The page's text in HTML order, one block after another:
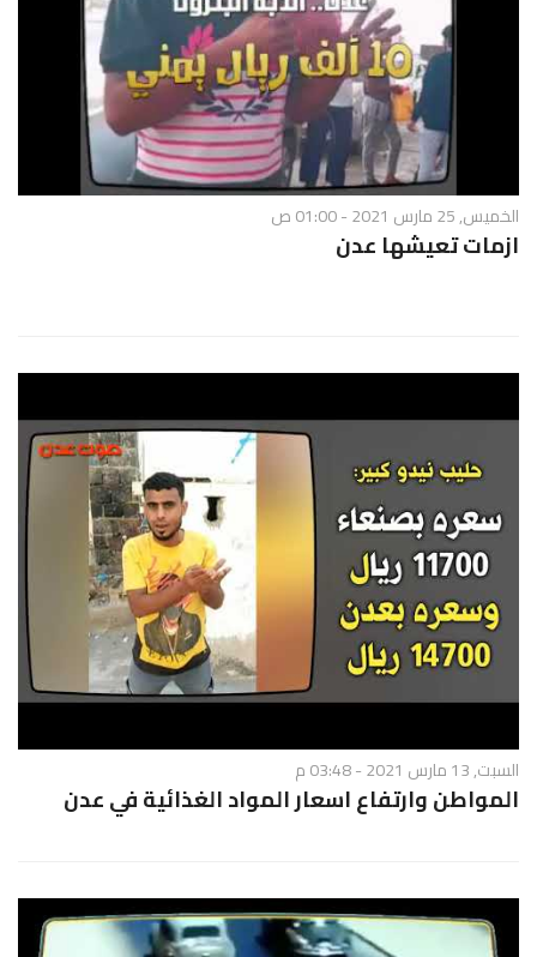
الخميس, 25 مارس 2021 - 01:00 ص
ازمات تعيشها عدن
السبت, 13 مارس 2021 - 03:48 م
المواطن وارتفاع اسعار المواد الغذائية في عدن